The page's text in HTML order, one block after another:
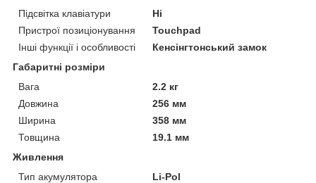
Підсвітка клавіатури
Ні
Пристрої позиціонування
Touchpad
Інші функції і особливості
Кенсінгтонський замок
Габаритні розміри
Вага
2.2 кг
Довжина
256 мм
Ширина
358 мм
Товщина
19.1 мм
Живлення
Тип акумулятора
Li-Pol